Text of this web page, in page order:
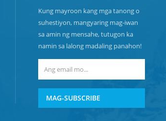
Kung mayroon kang mga tanong o
suhestiyon, mangyaring mag-iwan
sa amin ng mensahe, tutugon ka
namin sa lalong madaling panahon!
MAG-SUBSCRIBE